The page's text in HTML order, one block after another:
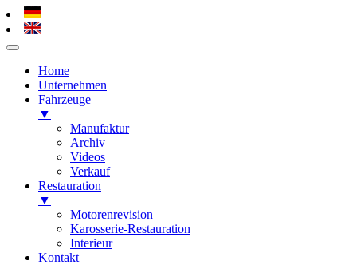
Home
Unternehmen
Fahrzeuge
▼
Manufaktur
Archiv
Videos
Verkauf
Restauration
▼
Motorenrevision
Karosserie-Restauration
Interieur
Kontakt